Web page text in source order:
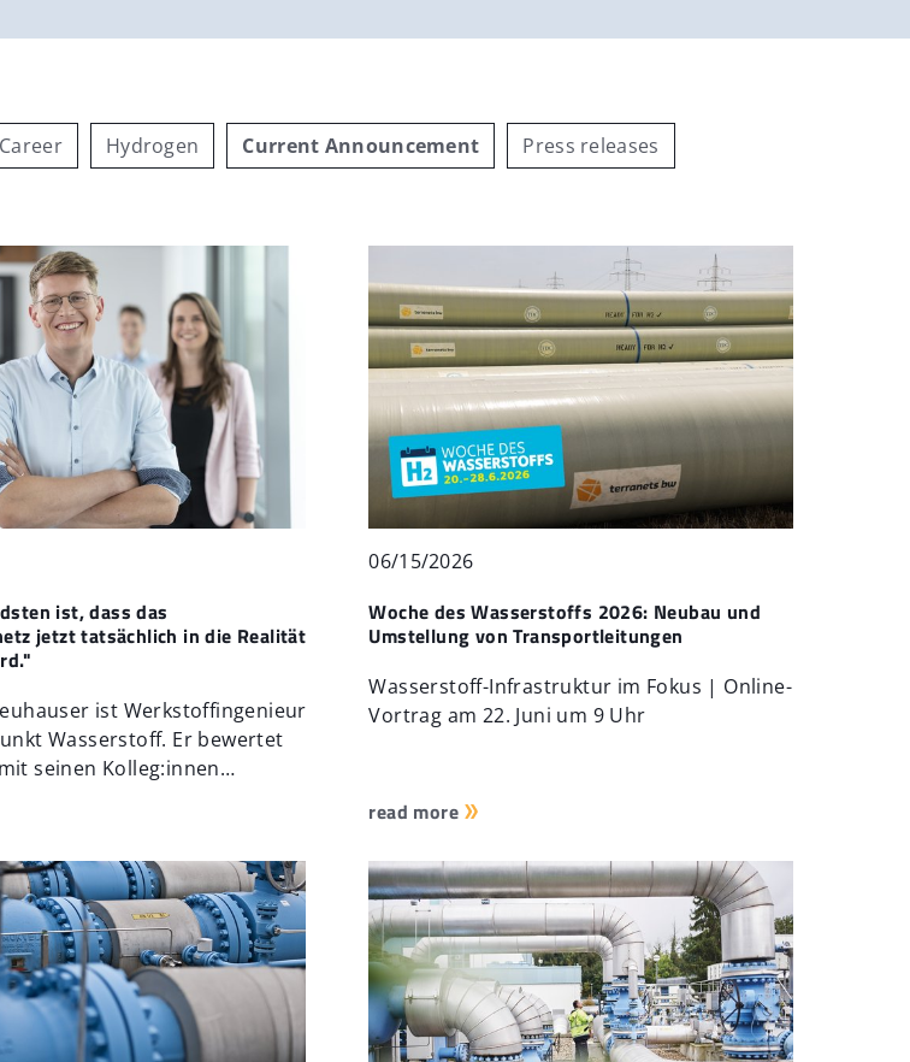
Career Hydrogen Current Announcement Press releases
ist, dass das
jetzt tatsächlich in die Realität
ist Werkstoffingenieur
Wasserstoff. Er bewertet
seinen Kolleg:innen…
06/15/2026
Woche des Wasserstoffs 2026: Neubau und
Umstellung von Transportleitungen
Wasserstoff-Infrastruktur im Fokus | Online-
Vortrag am 22. Juni um 9 Uhr
read more